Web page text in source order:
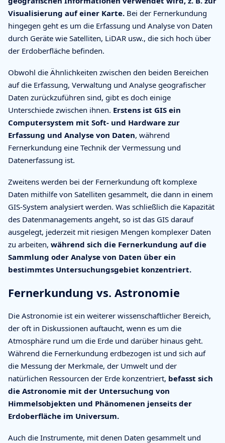
Visualisierung auf einer Karte. Bei der Fernerkundung
hingegen geht es um die Erfassung und Analyse von Daten
durch Geräte wie Satelliten, LiDAR usw., die sich hoch über
der Erdoberfläche befinden.
Obwohl die Ähnlichkeiten zwischen den beiden Bereichen
auf die Erfassung, Verwaltung und Analyse geografischer
Daten zurückzuführen sind, gibt es doch einige
Unterschiede zwischen ihnen. Erstens ist GIS ein
Computersystem mit Soft- und Hardware zur
Erfassung und Analyse von Daten, während
Fernerkundung eine Technik der Vermessung und
Datenerfassung ist.
Zweitens werden bei der Fernerkundung oft komplexe
Daten mithilfe von Satelliten gesammelt, die dann in einem
GIS-System analysiert werden. Was schließlich die Kapazität
des Datenmanagements angeht, so ist das GIS darauf
ausgelegt, jederzeit mit riesigen Mengen komplexer Daten
zu arbeiten, während sich die Fernerkundung auf die
Sammlung oder Analyse von Daten über ein
bestimmtes Untersuchungsgebiet konzentriert.
Fernerkundung vs. Astronomie
Die Astronomie ist ein weiterer wissenschaftlicher Bereich,
der oft in Diskussionen auftaucht, wenn es um die
Atmosphäre rund um die Erde und darüber hinaus geht.
Während die Fernerkundung erdbezogen ist und sich auf
die Messung der Merkmale, der Umwelt und der
natürlichen Ressourcen der Erde konzentriert, befasst sich
die Astronomie mit der Untersuchung von
Himmelsobjekten und Phänomenen jenseits der
Erdoberfläche im Universum.
Auch die Instrumente, mit denen Daten gesammelt und